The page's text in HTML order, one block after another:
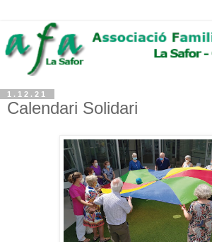
1.12.21
Calendari Solidari